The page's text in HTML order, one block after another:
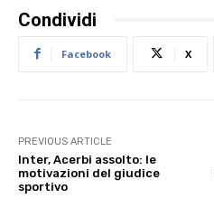
Condividi
Facebook X
PREVIOUS ARTICLE
Inter, Acerbi assolto: le
motivazioni del giudice
sportivo